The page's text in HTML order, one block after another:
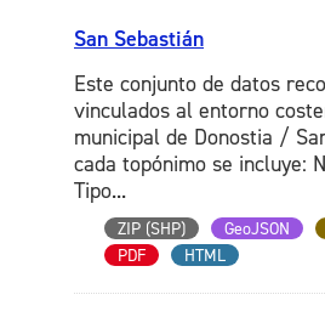
San Sebastián
Este conjunto de datos
vinculados al entorno
municipal de Donostia /
cada topónimo se incluye:
Tipo...
ZIP (SHP) GeoJSON
PDF
HTML